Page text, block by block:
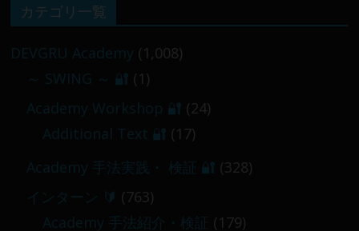
2026-02-17
【 メンバー限定 】2026-02-11～12
カテゴリ一覧
DEVGRU Academy (1,008)
～ SWING ～ 🔐 (1)
Academy Workshop 🔐 (24)
Additional Text 🔐 (17)
Academy 手法実践・ 検証 🔐 (328)
インターン 🔰 (763)
Academy 手法紹介・検証 (179)